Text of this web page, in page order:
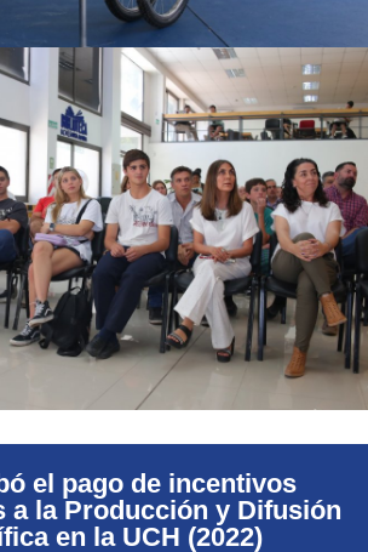
el pago de incentivos
a la Producción y Difusión
en la UCH (2022)